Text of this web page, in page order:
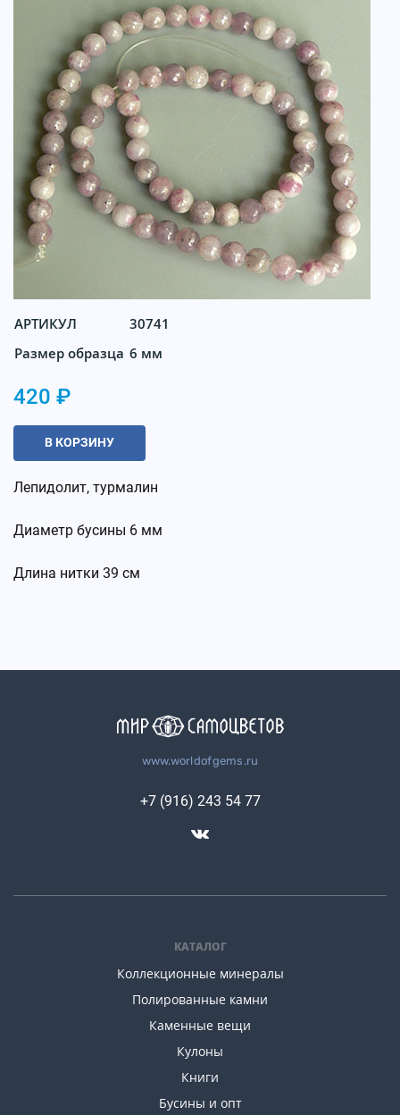
АРТИКУЛ
30741
Размер образца 6 мм
420 ₽
В КОРЗИНУ
Лепидолит, турмалин
Диаметр бусины 6 мм
Длина нитки 39 см
www.worldofgems.ru
КАТАЛОГ
Коллекционные минералы
Полированные камни
Каменные вещи
Кулоны
Книги
Бусины и опт
+7 (916) 243 54 77